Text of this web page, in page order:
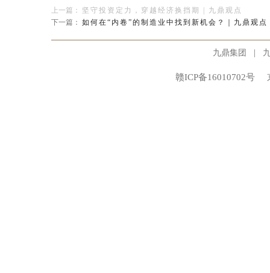
上一篇： 坚守投资定力，穿越经济换挡期 | 九鼎观点
下一篇： 如何在“内卷”的制造业中找到新机会？｜九鼎观点
九鼎集团 |
赣ICP备16010702号